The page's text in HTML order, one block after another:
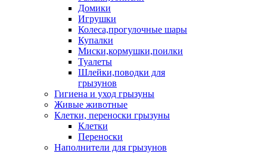
Домики
Игрушки
Колеса,прогулочные шары
Купалки
Миски,кормушки,поилки
Туалеты
Шлейки,поводки для
грызунов
Гигиена и уход грызуны
Живые животные
Клетки, переноски грызуны
Клетки
Переноски
Наполнители для грызунов